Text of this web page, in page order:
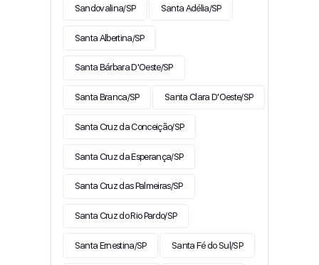
Sandovalina/SP Santa Adélia/SP
Santa Albertina/SP
Santa Bárbara D'Oeste/SP
Santa Branca/SP Santa Clara D'Oeste/SP
Santa Cruz da Conceição/SP
Santa Cruz da Esperança/SP
Santa Cruz das Palmeiras/SP
Santa Cruz do Rio Pardo/SP
Santa Ernestina/SP Santa Fé do Sul/SP